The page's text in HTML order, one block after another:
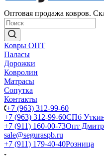
Оптовая продажа ковров.
Ковры ОПТ
Паласы
Дорожки
Ковролин
Матрасы
Сопутка
Контакты
+7 (963) 312-99-60
+7 (963) 312-99-60СПб
+7 (911) 160-00-73Опт
sale@seguraspb.ru
+7 (911) 179-40-40Розница